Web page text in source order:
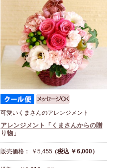
可愛いくまさんのアレンジメント
アレンジメント「くまさんからの贈
り物」
販売価格： ￥5,455（税込 ￥6,000）